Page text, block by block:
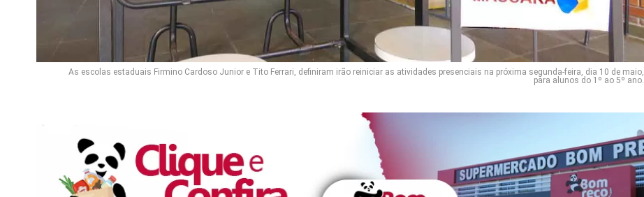
As escolas estaduais Firmino Cardoso Junior e Tito Ferrari, definiram irão reiniciar as atividades presenciais na próxima segunda-feira, dia 10 de maio,
para alunos do 1º ao 5º ano.